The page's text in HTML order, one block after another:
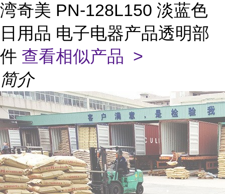
湾奇美 PN-128L150 淡蓝色
日用品 电子电器产品透明部
件 查看相似产品 >
简介